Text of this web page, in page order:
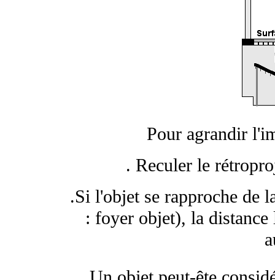
Pour agrandir
. Reculer le
.Si l'objet se rapproche de
: foyer objet), la